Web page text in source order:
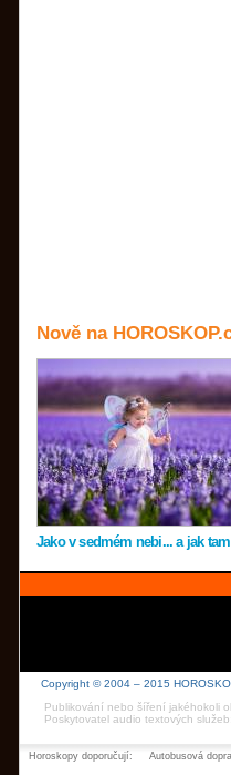
Nově na
Jako v sedmém nebi... a jak
Copyright © 2004 – 2015
Publikování nebo šíření jakéhokoli
Poskytovatel audio textových
Horoskopy doporučují: Autobusová